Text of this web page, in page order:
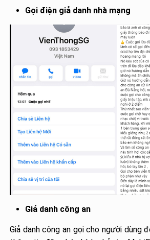
Gọi điện giả danh nhà mạng
Giả danh công an
Giả danh công an gọi cho người dùng